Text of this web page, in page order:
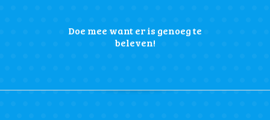
Doe mee want er is genoeg te
beleven!